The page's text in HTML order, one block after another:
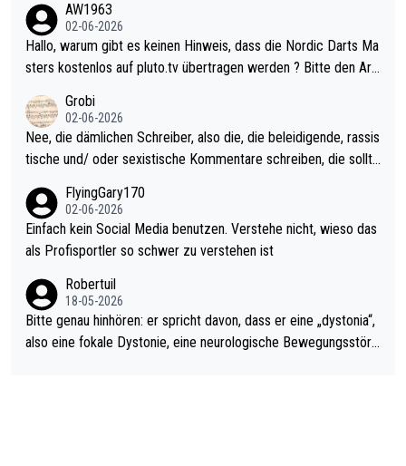
Allerdings ist Mitchell Lawrie als Nummer 1 der Welt eh qualifi
ziert. Somit ändert die automatische Qualifikation des Weltmei
sters erstmal nichts. Ich denke sie wollen damit für nächstes J
ohl wenig WDF Turniere spielen. Dies war bei Archie Self letzt
es Jahr der Fall. Er musste als amtierender Weltmeister durch
den Qualifier und ich glaube kaum, dass Mitchel sich das (in Ve
el hat.
AW1963
02-06-2026
Hallo, warum gibt es keinen Hinweis, dass die Nordic Darts Ma
sters kostenlos auf pluto.tv übertragen werden ? Bitte den Arti
Grobi
02-06-2026
Nee, die dämlichen Schreiber, also die, die beleidigende, rassis
tische und/ oder sexistische Kommentare schreiben, die sollte
s Leben in den Griff kriegen. Nur eins wundert mich: Luke Little
r war doch neulich erst derjenige, der über Social Media GvV p
rovoziert hat. Und Littlers Mutter schießt öfters mal gegen Ric
FlyingGary170
02-06-2026
Einfach kein Social Media benutzen. Verstehe nicht, wieso das
als Profisportler so schwer zu verstehen ist
Robertuil
18-05-2026
Bitte genau hinhören: er spricht davon, dass er eine „dystonia“,
also eine fokale Dystonie, eine neurologische Bewegungsstöru